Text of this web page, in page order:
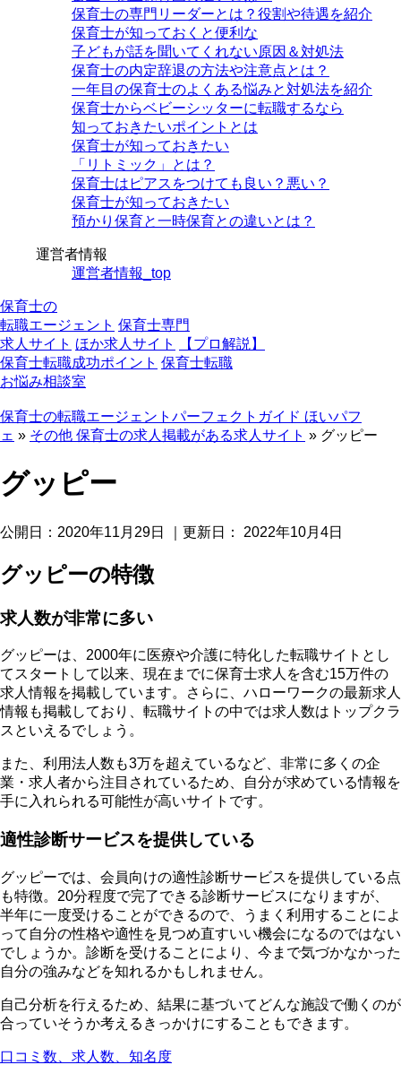
保育士の専門リーダーとは？役割や待遇を紹介
保育士が知っておくと便利な
子どもが話を聞いてくれない原因＆対処法
保育士の内定辞退の方法や注意点とは？
一年目の保育士のよくある悩みと対処法を紹介
保育士からベビーシッターに転職するなら
知っておきたいポイントとは
保育士が知っておきたい
「リトミック」とは？
保育士はピアスをつけても良い？悪い？
保育士が知っておきたい
預かり保育と一時保育との違いとは？
運営者情報
運営者情報_top
保育士の
転職エージェント 保育士専門
求人サイト ほか求人サイト
【プロ解説】
保育士転職成功ポイント 保育士転職
お悩み相談室
保育士の転職エージェントパーフェクトガイド ほいパフ
ェ » その他 保育士の求人掲載がある求人サイト » グッピー
グッピー
公開日： 2020年11月29日 ｜更新日： 2022年10月4日
グッピーの特徴
求人数が非常に多い
グッピーは、2000年に医療や介護に特化した転職サイトとし
てスタートして以来、現在までに保育士求人を含む15万件の
求人情報を掲載しています。さらに、ハローワークの最新求人
情報も掲載しており、転職サイトの中では求人数はトップクラ
スといえるでしょう。
また、利用法人数も3万を超えているなど、非常に多くの企
業・求人者から注目されているため、自分が求めている情報を
手に入れられる可能性が高いサイトです。
適性診断サービスを提供している
グッピーでは、会員向けの適性診断サービスを提供している点
も特徴。20分程度で完了できる診断サービスになりますが、
半年に一度受けることができるので、うまく利用することによ
って自分の性格や適性を見つめ直すいい機会になるのではない
でしょうか。診断を受けることにより、今まで気づかなかった
自分の強みなどを知れるかもしれません。
自己分析を行えるため、結果に基づいてどんな施設で働くのが
合っていそうか考えるきっかけにすることもできます。
口コミ数、求人数、知名度